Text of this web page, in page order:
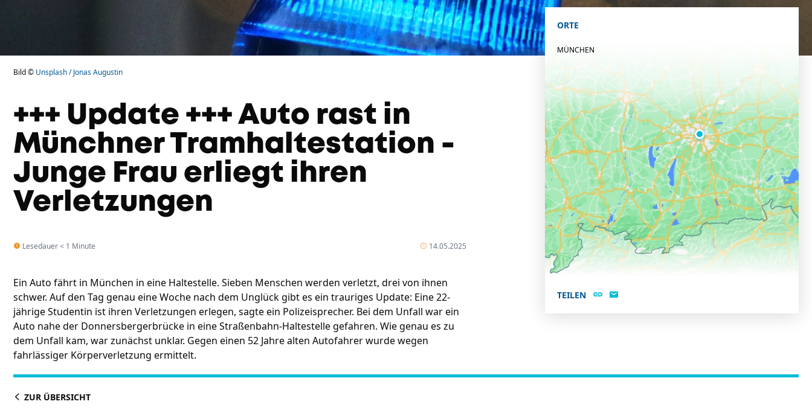
Bild © Unsplash / Jonas Augustin
+++ Update +++ Auto rast in
Münchner Tramhaltestation -
Junge Frau erliegt ihren
Verletzungen
Lesedauer < 1 Minute 14.05.2025
Ein Auto fährt in München in eine Haltestelle. Sieben Menschen werden verletzt, drei von ihnen
schwer. Auf den Tag genau eine Woche nach dem Unglück gibt es ein trauriges Update: Eine 22-
jährige Studentin ist ihren Verletzungen erlegen, sagte ein Polizeisprecher. Bei dem Unfall war ein
Auto nahe der Donnersbergerbrücke in eine Straßenbahn-Haltestelle gefahren. Wie genau es zu
dem Unfall kam, war zunächst unklar. Gegen einen 52 Jahre alten Autofahrer wurde wegen
fahrlässiger Körperverletzung ermittelt.
ORTE
MÜNCHEN
TEILEN
ZUR ÜBERSICHT